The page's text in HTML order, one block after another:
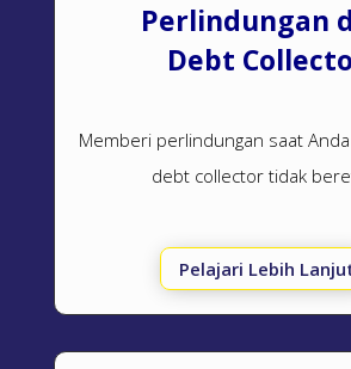
Perlindungan
Debt
Memberi perlindungan saat
debt collector tidak
Pelajari Lebih